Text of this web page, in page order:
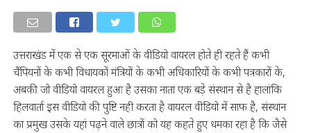
उत्तराखंड में एक से एक सूरमाओं के वीडियो वायरल होते ही रहते हैं कभी
चैंपियनों के कभी विधायकों मंत्रियों के कभी अधिकारियों के कभी पत्रकारों के,
अबकी जो वीडियो वायरल हुआ है उसका नाता एक बड़े संस्थान से है हालांकि
हिलवार्ता इस वीडियो की पुष्टि नही करता है वायरल वीडियो में साफ है, संस्थान
का प्रमुख उसके यहां पढ़ने वाले छात्रों को यह कहते हुए धमका रहा है कि जैसे